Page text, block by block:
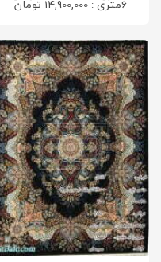
6متری : 14,900,000 تومان